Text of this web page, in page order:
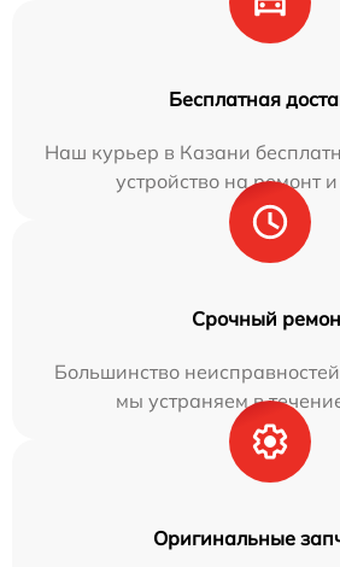
Бесплатная
Наш курьер в Казани
устройство на ремонт
Срочный
Большинство
мы устраняем в
Оригинальные